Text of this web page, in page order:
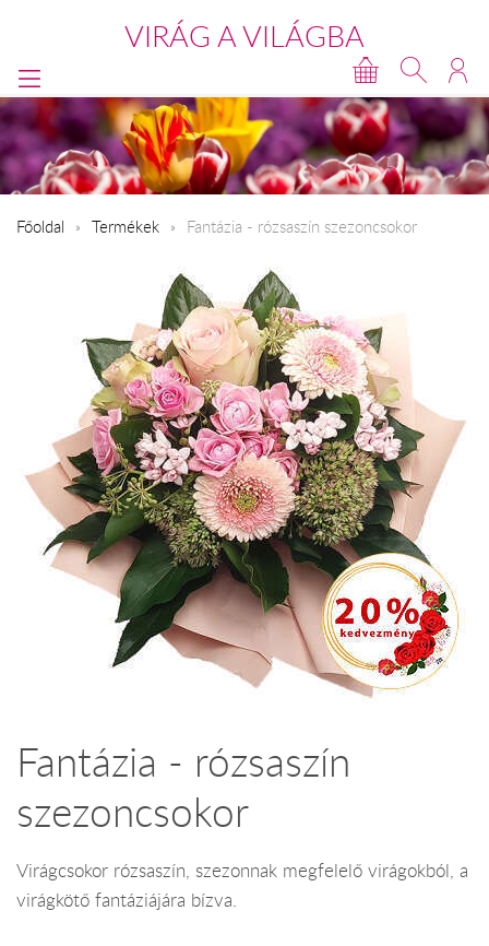
VIRÁG A VILÁGBA
Főoldal Termékek Fantázia - rózsaszín szezoncsokor
Fantázia - rózsaszín
szezoncsokor
Virágcsokor rózsaszín, szezonnak megfelelő virágokból, a
virágkötő fantáziájára bízva.